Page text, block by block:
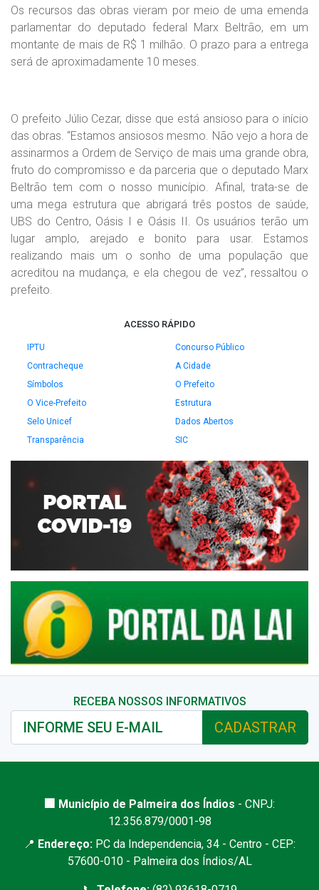
Os recursos das obras vieram por meio de uma emenda
parlamentar do deputado federal Marx Beltrão, em um
montante de mais de R$ 1 milhão. O prazo para a entrega
será de aproximadamente 10 meses.
O prefeito Júlio Cezar, disse que está ansioso para o início
das obras. “Estamos ansiosos mesmo. Não vejo a hora de
assinarmos a Ordem de Serviço de mais uma grande obra,
fruto do compromisso e da parceria que o deputado Marx
Beltrão tem com o nosso município. Afinal, trata-se de
uma mega estrutura que abrigará três postos de saúde,
UBS do Centro, Oásis I e Oásis II. Os usuários terão um
lugar amplo, arejado e bonito para usar. Estamos
realizando mais um o sonho de uma população que
acreditou na mudança, e ela chegou de vez”, ressaltou o
prefeito.
ACESSO RÁPIDO
IPTU
Concurso Público
Contracheque
A Cidade
Símbolos
O Prefeito
O Vice-Prefeito
Estrutura
Selo Unicef
Dados Abertos
Transparência
SIC
RECEBA NOSSOS INFORMATIVOS
CADASTRAR
🏢 Município de Palmeira dos Índios - CNPJ:
12.356.879/0001-98
📍 Endereço: PC da Independencia, 34 - Centro - CEP:
57600-010 - Palmeira dos Índios/AL